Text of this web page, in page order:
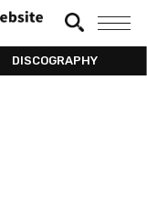
DISCOGRAPHY